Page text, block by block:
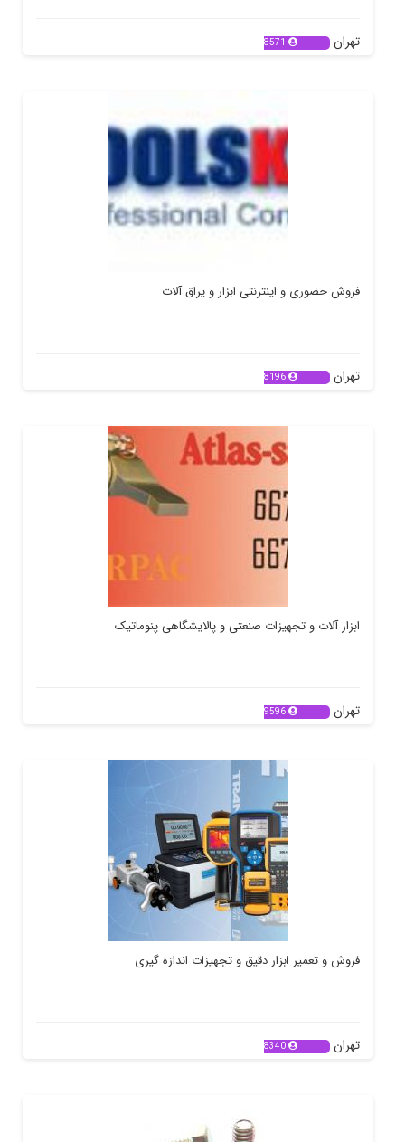
تهران 8571
فروش حضوری و اینترنتی ابزار و یراق آلات
تهران 8196
ابزار آلات و تجهیزات صنعتی و پالایشگاهی پنوماتیک
تهران 9596
فروش و تعمیر ابزار دقیق و تجهیزات اندازه گیری
تهران 8340